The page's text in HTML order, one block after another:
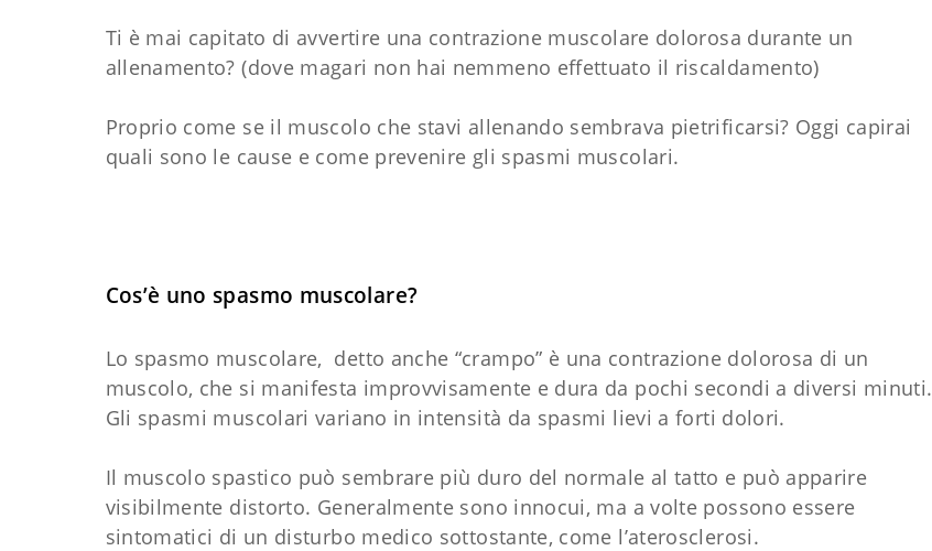
Ti è mai capitato di avvertire una contrazione muscolare dolorosa durante un
allenamento? (dove magari non hai nemmeno effettuato il riscaldamento)
Proprio come se il muscolo che stavi allenando sembrava pietrificarsi? Oggi capirai
quali sono le cause e come prevenire gli spasmi muscolari.
Cos’è uno spasmo muscolare?
Lo spasmo muscolare, detto anche “crampo” è una contrazione dolorosa di un
muscolo, che si manifesta improvvisamente e dura da pochi secondi a diversi minuti.
Gli spasmi muscolari variano in intensità da spasmi lievi a forti dolori.
Il muscolo spastico può sembrare più duro del normale al tatto e può apparire
visibilmente distorto. Generalmente sono innocui, ma a volte possono essere
sintomatici di un disturbo medico sottostante, come l’aterosclerosi.